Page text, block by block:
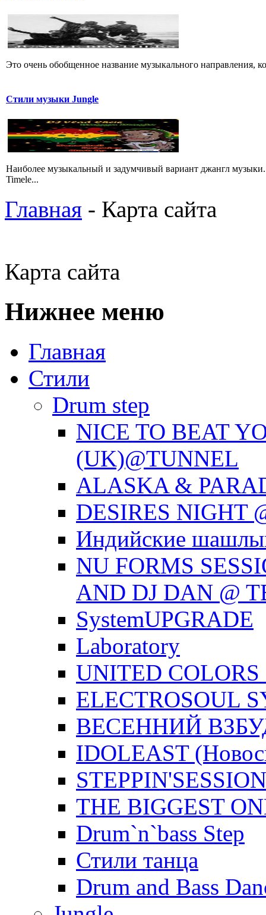
Это очень обобщенное название музыкального направления,
Стили музыки Jungle
Hаиболее музыкальный и задумчивый вариант джангл
Timele...
Главная - Карта сайта
Карта сайта
Нижнее меню
Главная
Стили
Drum step
NICE TO BEAT
(UK)@TUNNEL
ALASKA &
DESIRES NIGHT
Индийские
NU FORMS
AND DJ DAN @
SystemUPGRADE
Laboratory
UNITED
ELECTROSOUL
ВЕСЕННИЙ
IDOLEAST
STEPPIN'SESSION
THE BIGGEST
Drum`n`bass Step
Стили танца
Drum and Bass